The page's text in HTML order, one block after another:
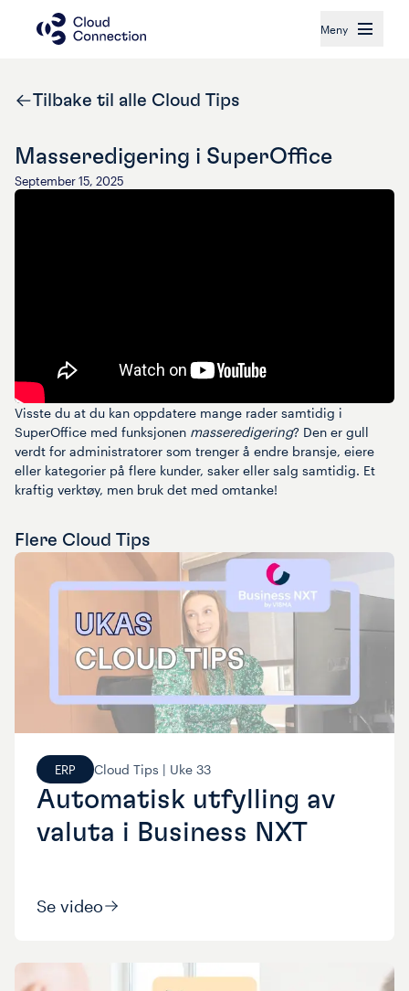
Meny
Tilbake til alle Cloud Tips
Masseredigering i SuperOffice
September 15, 2025
Visste du at du kan oppdatere mange rader samtidig i
SuperOffice med funksjonen masseredigering? Den er gull
verdt for administratorer som trenger å endre bransje, eiere
eller kategorier på flere kunder, saker eller salg samtidig. Et
kraftig verktøy, men bruk det med omtanke!
Flere Cloud Tips
ERP Cloud Tips | Uke 33
Automatisk utfylling av
valuta i Business NXT
Se video